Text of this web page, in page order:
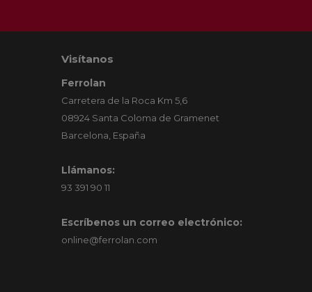
Visítanos
Ferrolan
Carretera de la Roca Km 5,6
08924 Santa Coloma de Gramenet
Barcelona, España
Llámanos:
93 391 90 11
Escríbenos un correo electrónico:
online@ferrolan.com